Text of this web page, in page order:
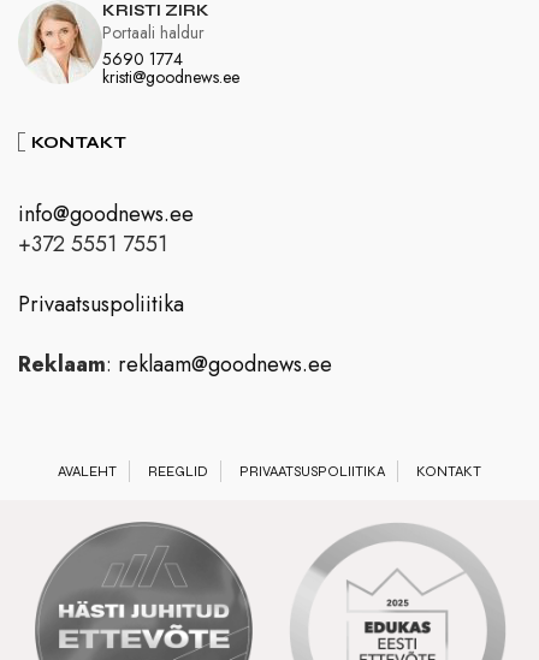
KRISTI ZIRK
5690 1774
kristi@goodnews.ee
Portaali haldur
KONTAKT
info@goodnews.ee
+372 5551 7551
Privaatsuspoliitika
Reklaam: reklaam@goodnews.ee
AVALEHT REEGLID PRIVAATSUSPOLIITIKA KONTAKT